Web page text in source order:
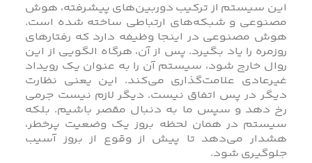
این سیستم از ترکیب دوربین‌های پیشرفته، هوش
مصنوعی و شبکه‌های ارتباطی ساخته شده است.
هوش مصنوعی در اینجا وظیفه دارد که رفتارهای
روزمره را یاد بگیرد. پس از آن، هرگاه الگویی از این
روال خارج شود، سیستم آن را به عنوان یک رویداد
غیرعادی علامت‌گذاری می‌کند. این یعنی نظارت
دیگر در پس اتفاق نیست. دیگر لازم نیست جرمی
رخ دهد و سپس ما به دنبال مقصر باشیم. بلکه
سیستم در همان لحظه بروز یک وضعیت پرخطر،
هشدار می‌دهد تا پیش‌ از وقوع از بروز آسیب
جلوگیری شود.